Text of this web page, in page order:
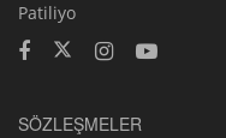
Patiliyo
SÖZLEŞMELER